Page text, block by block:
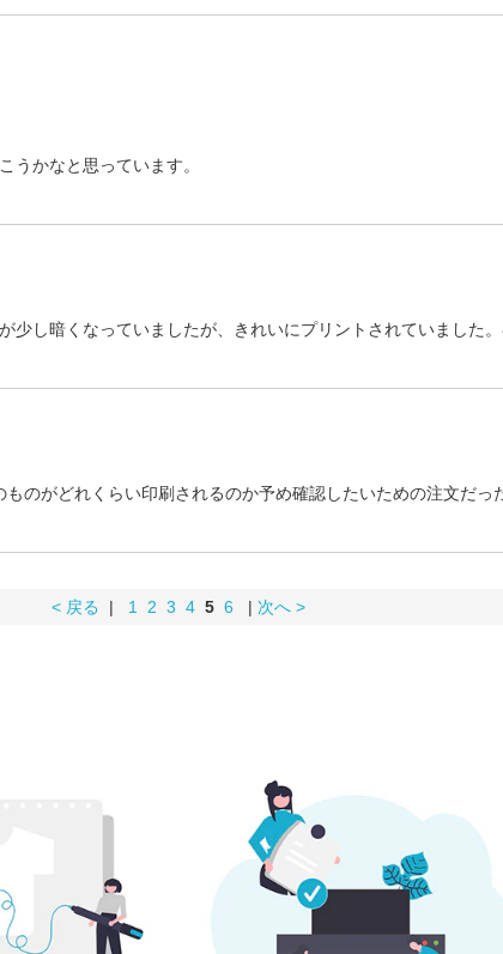
うかなと思っています。
し暗くなっていましたが、きれいにプリントされていました。
のがどれくらい印刷されるのか予め確認したいための注文だっ
< 戻る | 1 2 3 4 5 6 | 次へ >